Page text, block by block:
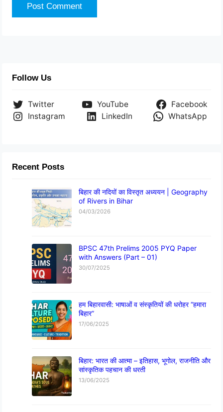
Follow Us
Twitter YouTube
Facebook
Instagram
LinkedIn WhatsApp
Recent Posts
बिहार की नदियों का विस्तृत अध्ययन | Geography
of Rivers in Bihar
04/03/2026
BPSC 47th Prelims 2005 PYQ Paper
with Answers (Part – 01)
30/07/2025
हम बिहारवासी: भाषाओं व संस्कृतियों की धरोहर “हमारा
बिहार”
17/06/2025
बिहार: भारत की आत्मा – इतिहास, भूगोल, राजनीति और
सांस्कृतिक पहचान की धरती
13/06/2025